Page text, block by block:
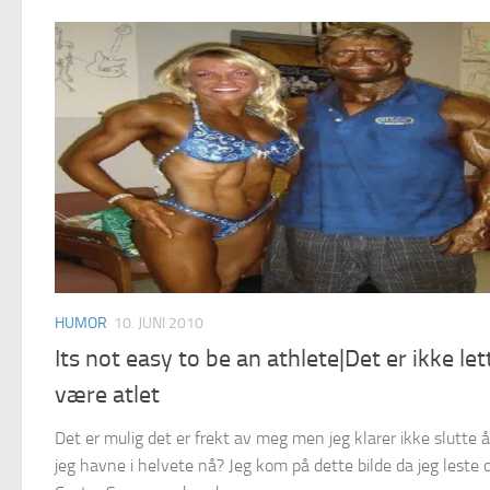
HUMOR 10. JUNI 2010
Its not easy to be an athlete|Det er ikke
være atlet
Det er mulig det er frekt av meg men jeg klarer ikke slutte
jeg havne i helvete nå? Jeg kom på dette bilde da jeg leste